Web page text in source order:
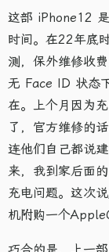
这部 iPhone12
时间。在22年底
测，保外维修收
无 Face ID 状态
在。上个月因为
了，官方维修的
连他们自己都说
来，我到家后面
充电问题。这次
机附购一个